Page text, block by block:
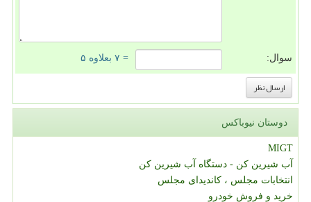
سوال: = ۷ بعلاوه ۵
دوستان نیوباکس
MIGT
آب شیرین کن - دستگاه آب شیرین کن
انتخابات مجلس ، کاندیدای مجلس
خرید و فروش خودرو